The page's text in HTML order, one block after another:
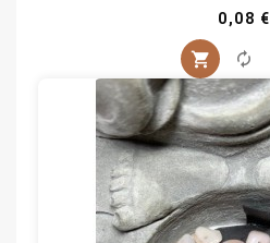
0,08 €